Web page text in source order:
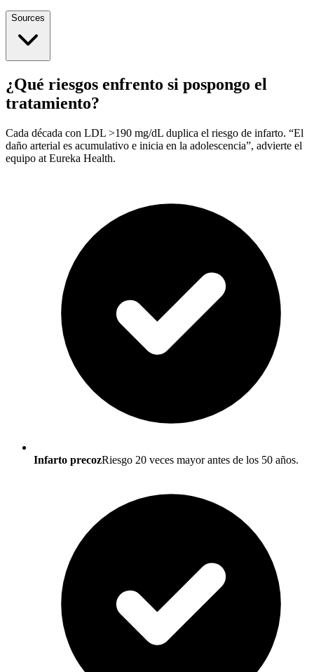
Sources
¿Qué riesgos enfrento si pospongo el
tratamiento?
Cada década con LDL >190 mg/dL duplica el riesgo de infarto. “El
daño arterial es acumulativo e inicia en la adolescencia”, advierte el
equipo at Eureka Health.
Infarto precozRiesgo 20 veces mayor antes de los 50 años.